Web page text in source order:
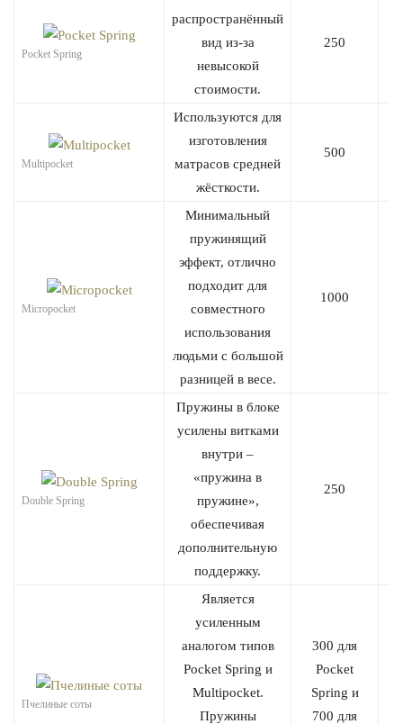
Pocket Spring
распространённый
вид из-за
невысокой
стоимости.
250
Multipocket
Используются для
изготовления
матрасов средней
жёсткости.
500
Micropocket
Минимальный
пружинящий
эффект, отлично
подходит для
совместного
использования
людьми с большой
разницей в весе.
1000
Double Spring
Пружины в блоке
усилены витками
внутри –
«пружина в
пружине»,
обеспечивая
дополнительную
поддержку.
250
Пчелиные соты
Является
усиленным
аналогом типов
Pocket Spring и
Multipocket.
Пружины
300 для
Pocket
Spring и
700 для